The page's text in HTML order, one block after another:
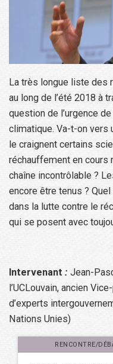
La très longue liste des
au long de l’été 2018 à
question de l’urgence
climatique. Va-t-on vers
le craignent certains
réchauffement en cours
chaîne incontrôlable ?
encore être tenus ?
dans la lutte contre le
qui se posent avec
Intervenant : Jean-
l’UCLouvain, ancien
d’experts
Nations Unies)
RENCONTRE/